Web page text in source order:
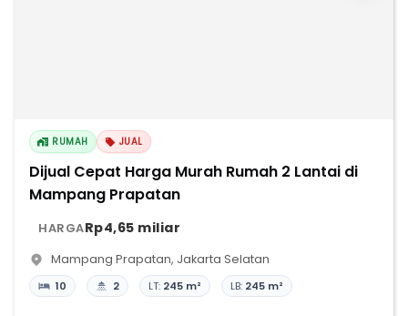
RUMAH JUAL
Dijual Cepat Harga Murah Rumah 2 Lantai di
Mampang Prapatan
HARGARp4,65 miliar
Mampang Prapatan, Jakarta Selatan
10 2 LT: 245 m² LB: 245 m²